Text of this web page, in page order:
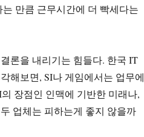
만큼 근무시간에 더 빡세다는
론을 내리기는 힘들다. 한국 IT
해보면, SI나 게임에서는 업무에
장점인 인맥에 기반한 미래나,
업체는 피하는게 좋지 않을까